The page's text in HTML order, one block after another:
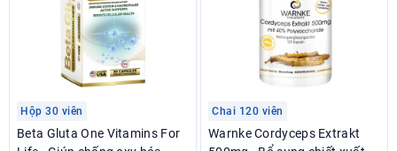
Hộp 30 viên
Beta Gluta One Vitamins For
Chai 120 viên
Warnke Cordyceps Extrakt